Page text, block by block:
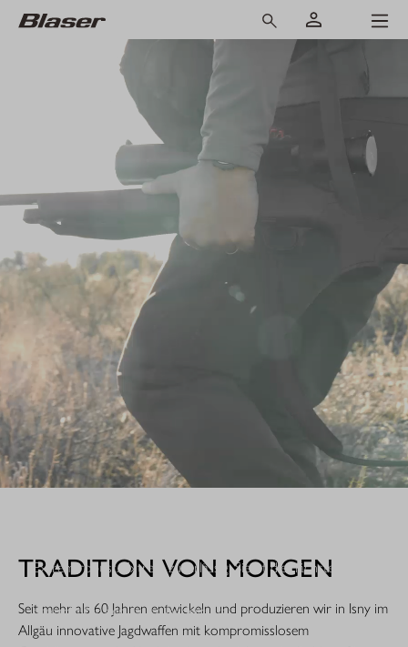
Extrem robust. Extrem zuverlässig: Sie ist die nächste
gemacht für den rauen Jagdeinsatz.
TRADITION VON MORGEN
Seit mehr als 60 Jahren entwickeln und produzieren wir in Isny im
Allgäu innovative Jagdwaffen mit kompromisslosem